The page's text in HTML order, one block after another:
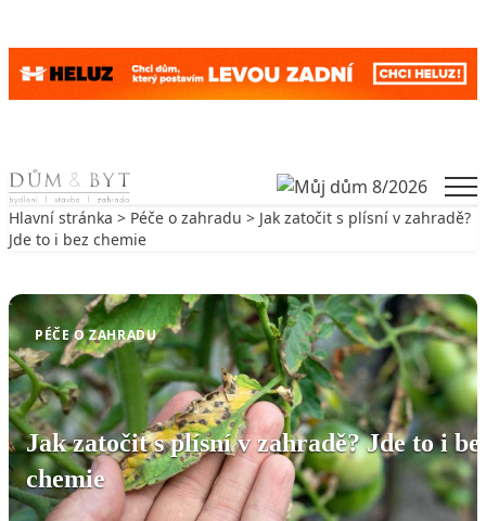
Skip to content
Hlavní stránka > Péče o zahradu > Jak zatočit s plísní v zahradě?
Jde to i bez chemie
PÉČE O ZAHRADU
Jak zatočit s plísní v zahradě? Jde to i
chemie